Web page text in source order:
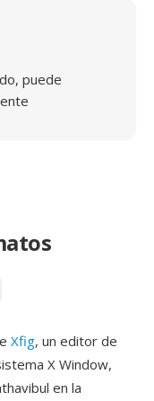
puede
Xfig, un editor de
X Window,
en la